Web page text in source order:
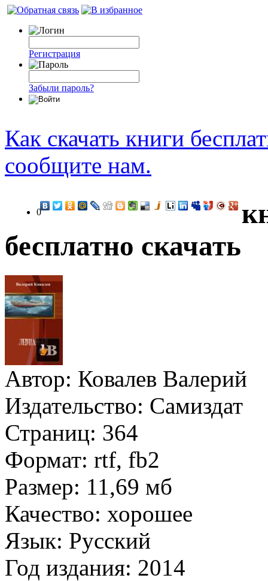
Регистрация
Забыли пароль?
Как скачать книги
сообщите нам.
0
бесплатно скачать
Автор: Ковалев Валерий
Издательство: Самиздат
Страниц: 364
Формат: rtf, fb2
Размер: 11,69 мб
Качество: хорошее
Язык: Русский
Год издания: 2014